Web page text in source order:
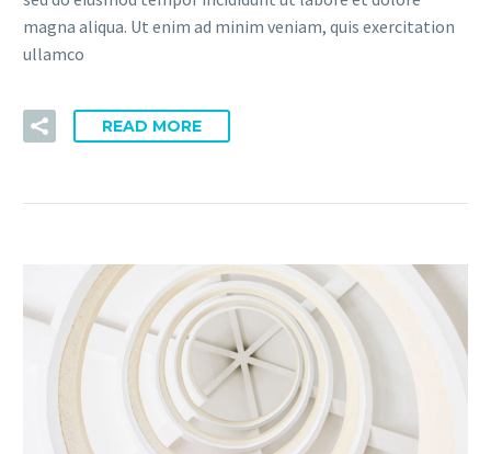
magna aliqua. Ut enim ad minim veniam, quis exercitation
ullamco
READ MORE